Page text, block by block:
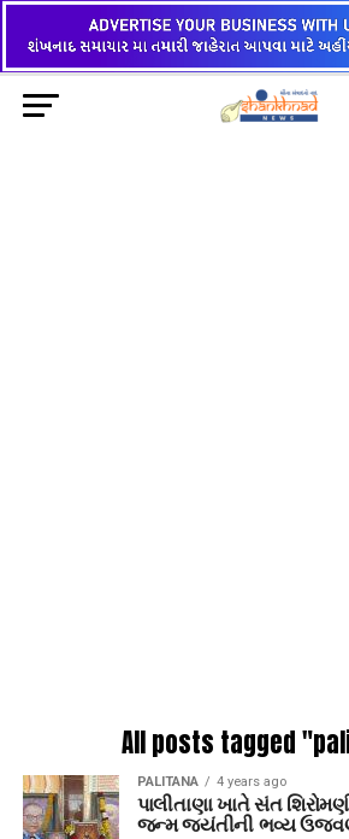
All posts tagged
PALITANA 4 years ago
પાલીતાણા ખાતે સંત
જન્મ જયંતીની ભવ્ય